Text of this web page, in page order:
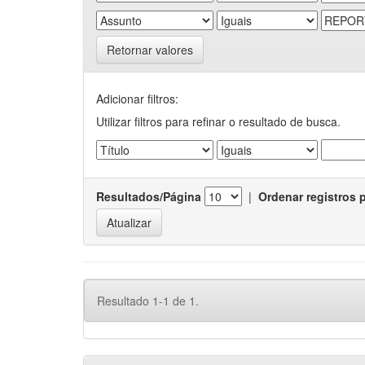
Retornar valores
Adicionar filtros:
Utilizar filtros para refinar o resultado de busca.
Resultados/Página | Ordenar registros
Resultado 1-1 de 1.